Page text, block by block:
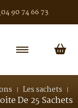
04 90 74 66 73
Les sachets
De 25 Sachets